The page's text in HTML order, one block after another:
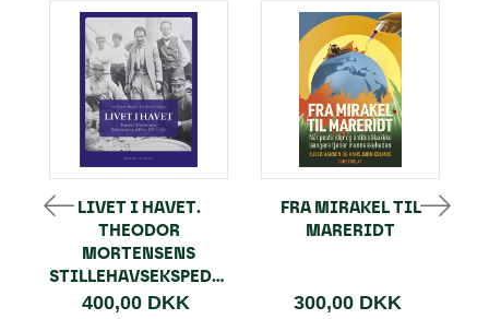
LIVET I HAVET.
THEODOR
MORTENSENS
STILLEHAVSEKSPEDITION
400,00 DKK
FRA MIRAKEL TIL
MARERIDT
300,00 DKK